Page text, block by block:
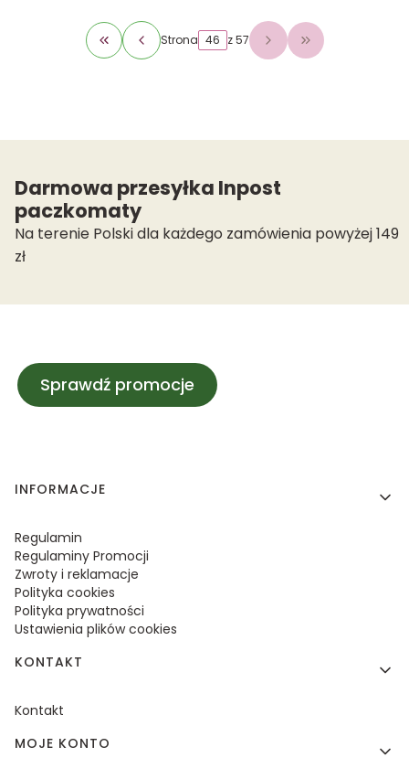
Wróć do pierwszej strony z produktami
Strona z 57 Przejdź do
Darmowa przesyłka Inpost
paczkomaty
Na terenie Polski dla każdego zamówienia powyżej 149
zł
Sprawdź promocje
Linki w stopce
INFORMACJE
Regulamin
Regulaminy Promocji
Zwroty i reklamacje
Polityka cookies
Polityka prywatności
Ustawienia plików cookies
KONTAKT
Kontakt
MOJE KONTO